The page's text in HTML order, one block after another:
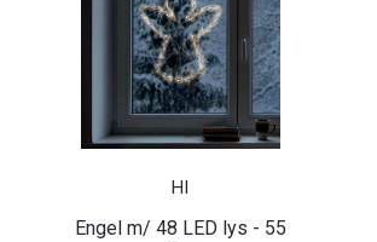
HI
Engel m/ 48 LED lys - 55